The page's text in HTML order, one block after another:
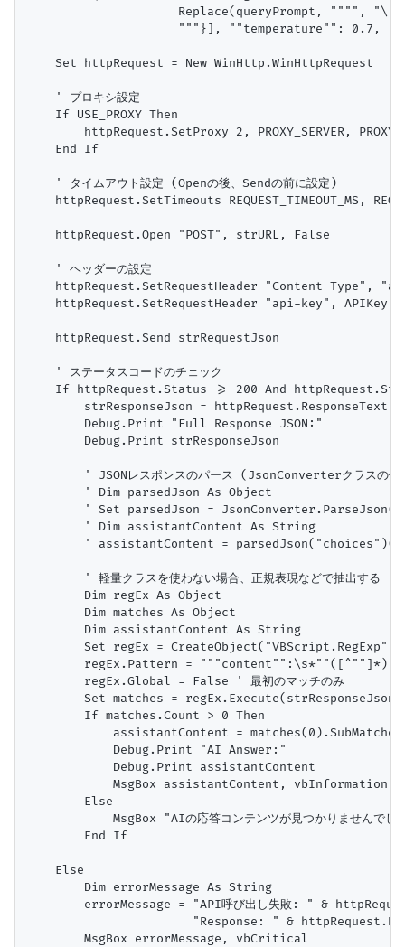
Replace(queryPrompt, """",
"""}], ""temperature"": 0.7,
    Set httpRequest = New WinHttp.WinHttpRequest
    ' プロキシ設定
    If USE_PROXY Then
httpRequest.SetProxy 2, PROXY_SERVER,
    End If
    ' タイムアウト設定 (Openの後、Sendの前に設定)
httpRequest.SetTimeouts REQUEST_TIMEOUT_MS,
    httpRequest.Open "POST", strURL, False
    ' ヘッダーの設定
httpRequest.SetRequestHeader "Content-Type",
    httpRequest.SetRequestHeader "api-key", APIKey
    httpRequest.Send strRequestJson
    ' ステータスコードのチェック
If httpRequest.Status >= 200 And
        strResponseJson = httpRequest.ResponseText
        Debug.Print "Full Response JSON:"
        Debug.Print strResponseJson
' JSONレスポンスのパース (JsonConverterクラスの使
        ' Dim parsedJson As Object
' Set parsedJson =
        ' Dim assistantContent As String
' assistantContent =
        ' 軽量クラスを使わない場合、正規表現などで抽出する
        Dim regEx As Object
        Dim matches As Object
        Dim assistantContent As String
        Set regEx = CreateObject("VBScript.RegExp")
regEx.Pattern =
        regEx.Global = False ' 最初のマッチのみ
        Set matches = regEx.Execute(strResponseJson)
        If matches.Count > 0 Then
assistantContent =
            Debug.Print "AI Answer:"
            Debug.Print assistantContent
MsgBox assistantContent, vbInformation,
        Else
MsgBox "AIの応答コンテンツが見つかりませんで
        End If
    Else
        Dim errorMessage As String
errorMessage = "API呼び出し失敗: " &
"Response: " &
        MsgBox errorMessage, vbCritical